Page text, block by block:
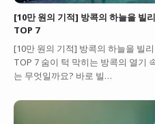
[10만 원의 기적] 방콕의 하늘을 빌
TOP 7
[10만 원의 기적] 방콕의 하늘을 빌
TOP 7 숨이 턱 막히는 방콕의 열기
는 무엇일까요? 바로 빌…